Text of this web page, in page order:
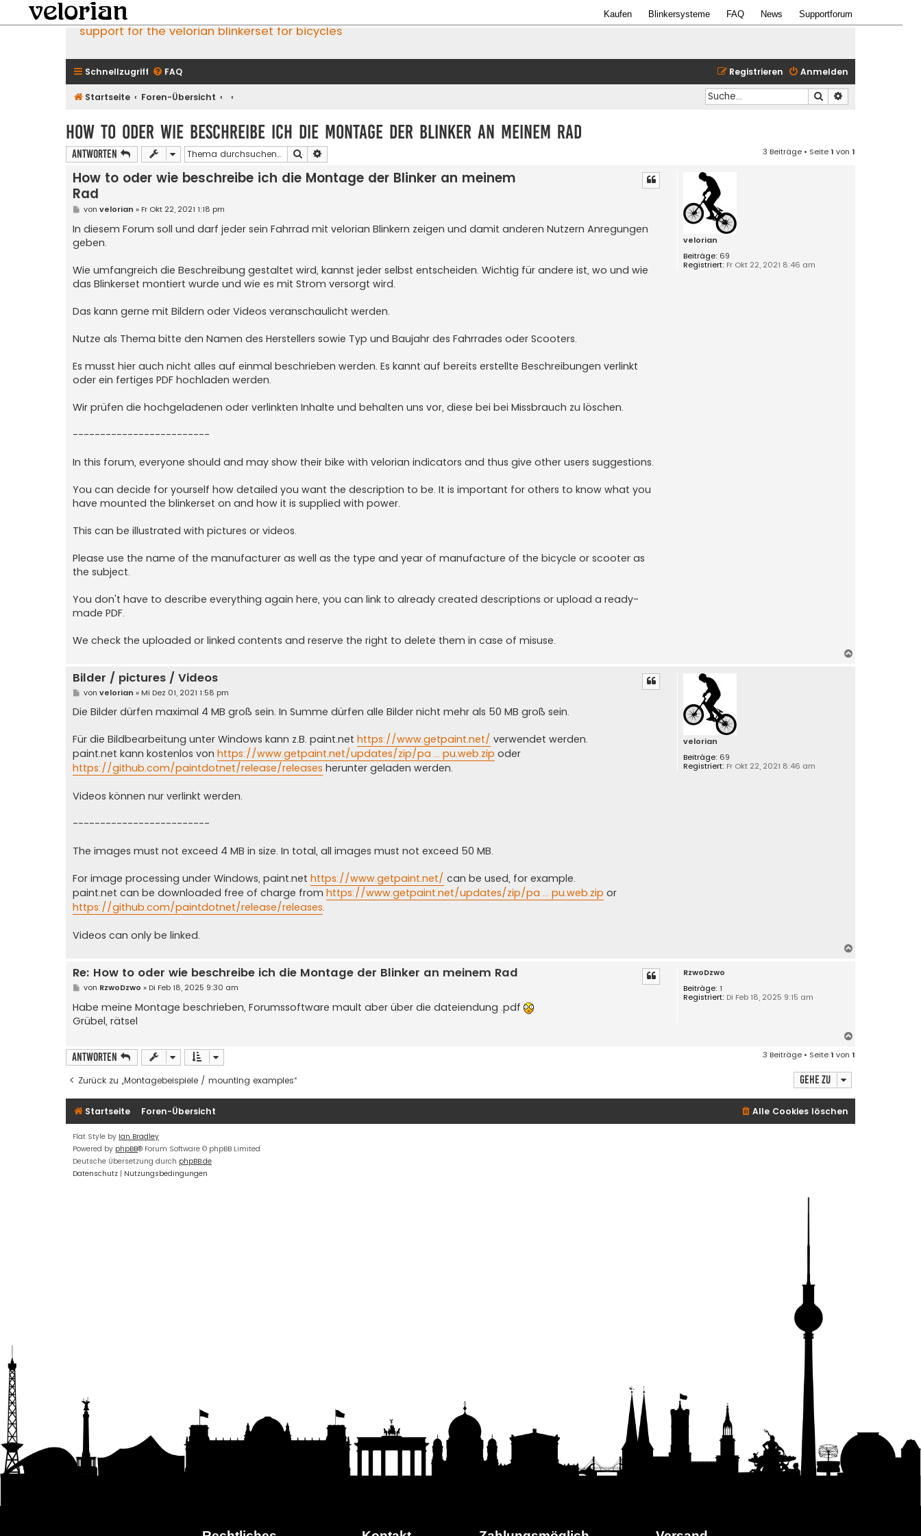
Kaufen Blinkersysteme FAQ News Supportforum
support for the velorian blinkerset for bicycles
Schnellzugriff FAQ Anmelden
Registrieren
Startseite Foren-Übersicht Suche
How to oder wie beschreibe ich die Montage der Blinker an meinem Rad
Antworten Suche 3 Beiträge • Seite1 von 1
velorian
Beiträge: 69
Registriert: Fr Okt 22, 2021 8:46 am
How to oder wie beschreibe ich die Montage der Blinker an meinem
Rad
B
r
von velorian » Fr Okt 22, 2021 1:18 pm
In diesem Forum soll und darf jeder sein Fahrrad mit velorian Blinkern zeigen und damit anderen Nutzern Anregungen
geben.
Wie umfangreich die Beschreibung gestaltet wird, kannst jeder selbst entscheiden. Wichtig für andere ist, wo und wie
das Blinkerset montiert wurde und wie es mit Strom versorgt wird.
Das kann gerne mit Bildern oder Videos veranschaulicht werden.
Nutze als Thema bitte den Namen des Herstellers sowie Typ und Baujahr des Fahrrades oder Scooters.
Es musst hier auch nicht alles auf einmal beschrieben werden. Es kannt auf bereits erstellte Beschreibungen verlinkt
oder ein fertiges PDF hochladen werden.
Wir prüfen die hochgeladenen oder verlinkten Inhalte und behalten uns vor, diese bei bei Missbrauch zu löschen.
-------------------------
In this forum, everyone should and may show their bike with velorian indicators and thus give other users suggestions.
You can decide for yourself how detailed you want the description to be. It is important for others to know what you
have mounted the blinkerset on and how it is supplied with power.
This can be illustrated with pictures or videos.
Please use the name of the manufacturer as well as the type and year of manufacture of the bicycle or scooter as
the subject.
You don't have to describe everything again here, you can link to already created descriptions or upload a ready-
made PDF.
We check the uploaded or linked contents and reserve the right to delete them in case of misuse.
velorian
Beiträge: 69
Registriert: Fr Okt 22, 2021 8:46 am
Bilder / pictures / Videos
B
i
t
a
g
von velorian » Mi Dez 01, 2021 1:58 pm
Die Bilder dürfen maximal 4 MB groß sein. In Summe dürfen alle Bilder nicht mehr als 50 MB groß sein.
Für die Bildbearbeitung unter Windows kann z.B. paint.net https://www.getpaint.net/ verwendet werden.
paint.net kann kostenlos von https://www.getpaint.net/updates/zip/pa ... pu.web.zip oder
https://github.com/paintdotnet/release/releases herunter geladen werden.
Videos können nur verlinkt werden.
-------------------------
The images must not exceed 4 MB in size. In total, all images must not exceed 50 MB.
For image processing under Windows, paint.net https://www.getpaint.net/ can be used, for example.
paint.net can be downloaded free of charge from https://www.getpaint.net/updates/zip/pa ... pu.web.zip or
https://github.com/paintdotnet/release/releases.
Videos can only be linked.
RzwoDzwo
Beiträge: 1
Registriert: Di Feb 18, 2025 9:15 am
Re: How to oder wie beschreibe ich die Montage der Blinker an meinem Rad
B
i
t
r
von RzwoDzwo » Di Feb 18, 2025 9:30 am
Habe meine Montage beschrieben, Forumssoftware mault aber über die dateiendung .pdf
Grübel, rätsel
b
n
Antworten 3 Beiträge • Seite1 von 1
Zurück zu „Montagebeispiele / mounting examples“ Gehe zu
Startseite Foren-Übersicht Alle Cookies löschen
Flat Style by Ian Bradley
Powered by phpBB® Forum Software © phpBB Limited
Deutsche Übersetzung durch phpBB.de
Datenschutz | Nutzungsbedingungen